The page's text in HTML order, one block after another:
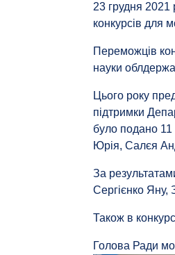
23 грудня 2021
конкурсів для
Переможців
науки
Цього року
підтримки
було подано
Юрія, Салєя
За
Сергієнко
Також в
Голова